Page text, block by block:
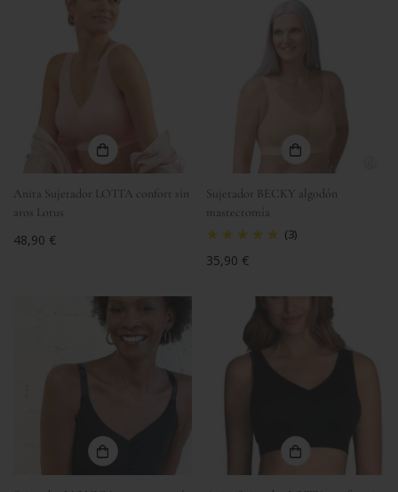
Anita Sujetador LOTTA confort sin
aros Lotus
Precio
48,90 €
Sujetador BECKY algodón
mastectomía
(3)
Precio
35,90 €